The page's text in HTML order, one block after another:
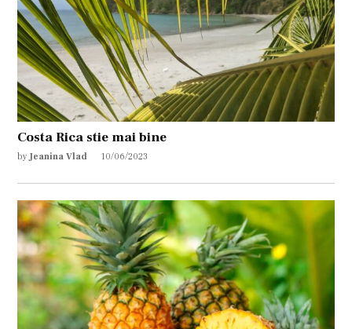
Costa Rica stie mai bine
by Jeanina Vlad 10/06/2023